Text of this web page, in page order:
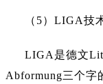
（ 5）LIGA技
LIGA是德文
Abformung三个字